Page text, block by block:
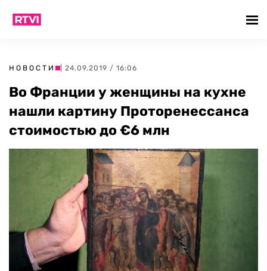
НОВОСТИ | 24.09.2019 / 16:06
Во Франции у женщины на кухне
нашли картину Проторенессанса
стоимостью до €6 млн